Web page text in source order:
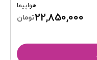
هواپیما
22,850,000تومان